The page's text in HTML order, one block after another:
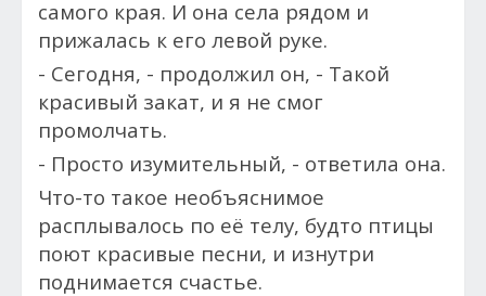
самого края. И она села рядом и
прижалась к его левой руке.
- Сегодня, - продолжил он, - Такой
красивый закат, и я не смог
промолчать.
- Просто изумительный, - ответила она.
Что-то такое необъяснимое
расплывалось по её телу, будто птицы
поют красивые песни, и изнутри
поднимается счастье.